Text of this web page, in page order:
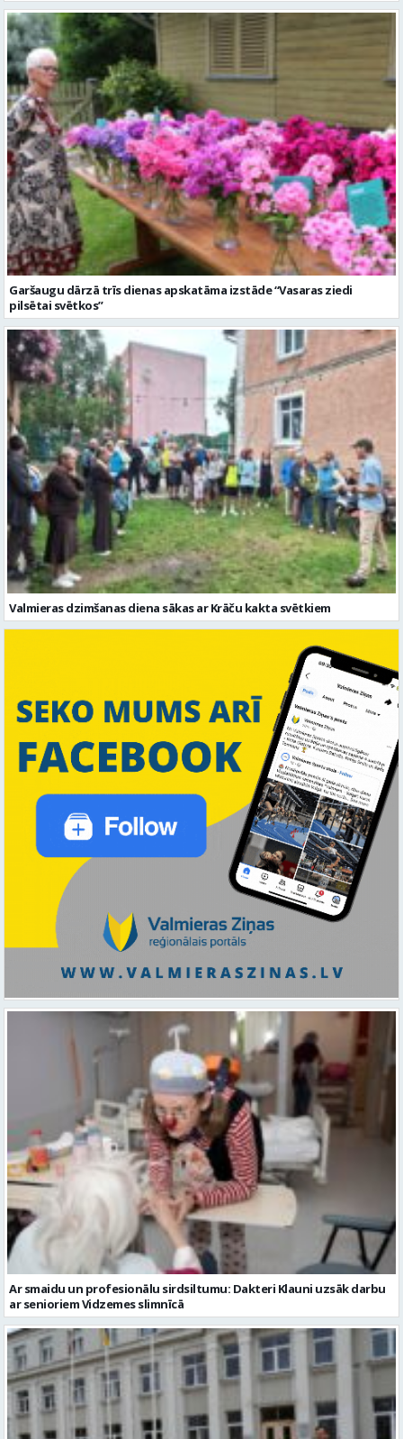
Garšaugu dārzā trīs dienas apskatāma izstāde “Vasaras ziedi
pilsētai svētkos”
Valmieras dzimšanas diena sākas ar Krāču kakta svētkiem
Ar smaidu un profesionālu sirdsiltumu: Dakteri Klauni uzsāk darbu
ar senioriem Vidzemes slimnīcā